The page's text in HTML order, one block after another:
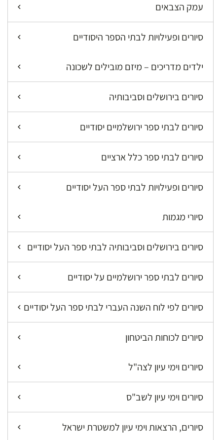
עמק הצבאים
סיורים ופעילויות לבתי הספר היסודיים
ילדים מדריכים – מיזם מובילים לשכונה
סיורים בירושלים וסביבותיה
סיורים לבתי ספר ירושלמיים יסודיים
סיורים לבתי ספר כלל ארציים
סיורים ופעילויות לבתי ספר העל יסודיים
סיורי מגמות
סיורים בירושלים וסביבותיה לבתי ספר העל יסודיים
סיורים לבתי ספר ירושלמיים על יסודיים
סיורים לפי לוח השנה העברי לבתי ספר העל יסודיים
סיורים לכוחות הביטחון
סיורים וימי עיון לצה"ל
סיורים וימי עיון לשב"ס
סיורים, הרצאות וימי עיון למשטרת ישראל